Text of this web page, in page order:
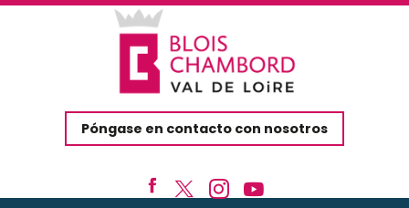
Póngase en contacto con nosotros